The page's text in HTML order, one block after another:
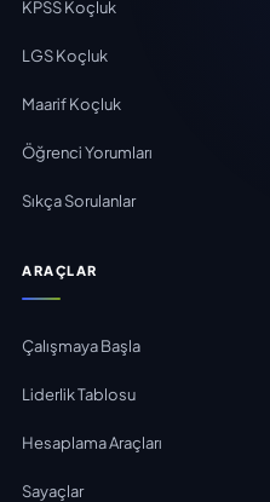
KPSS Koçluk
LGS Koçluk
Maarif Koçluk
Öğrenci Yorumları
Sıkça Sorulanlar
ARAÇLAR
Çalışmaya Başla
Liderlik Tablosu
Hesaplama Araçları
Sayaçlar